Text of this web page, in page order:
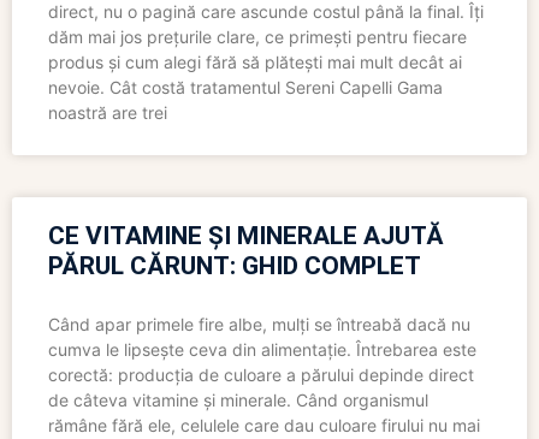
direct, nu o pagină care ascunde costul până la final. Îți
dăm mai jos prețurile clare, ce primești pentru fiecare
produs și cum alegi fără să plătești mai mult decât ai
nevoie. Cât costă tratamentul Sereni Capelli Gama
noastră are trei
CE VITAMINE ȘI MINERALE AJUTĂ
PĂRUL CĂRUNT: GHID COMPLET
Când apar primele fire albe, mulți se întreabă dacă nu
cumva le lipsește ceva din alimentație. Întrebarea este
corectă: producția de culoare a părului depinde direct
de câteva vitamine și minerale. Când organismul
rămâne fără ele, celulele care dau culoare firului nu mai